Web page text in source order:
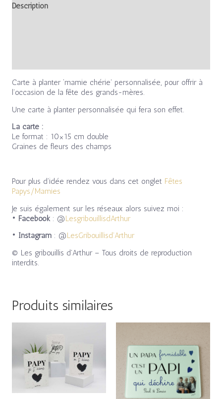
Description
Carte à planter ‘mamie chérie’ personnalisée, pour offrir à
l’occasion de la fête des grands-mères.
Une carte à planter personnalisée qui fera son effet.
La carte :
Le format : 10×15 cm double
Graines de fleurs des champs
Pour plus d’idée rendez vous dans cet onglet Fêtes
Papys/Mamies
Je suis également sur les réseaux alors suivez moi :
• Facebook: @LesgribouillisdArthur
• Instagram: @LesGribouillisd’Arthur
© Les gribouillis d’Arthur – Tous droits de reproduction
interdits.
Produits similaires